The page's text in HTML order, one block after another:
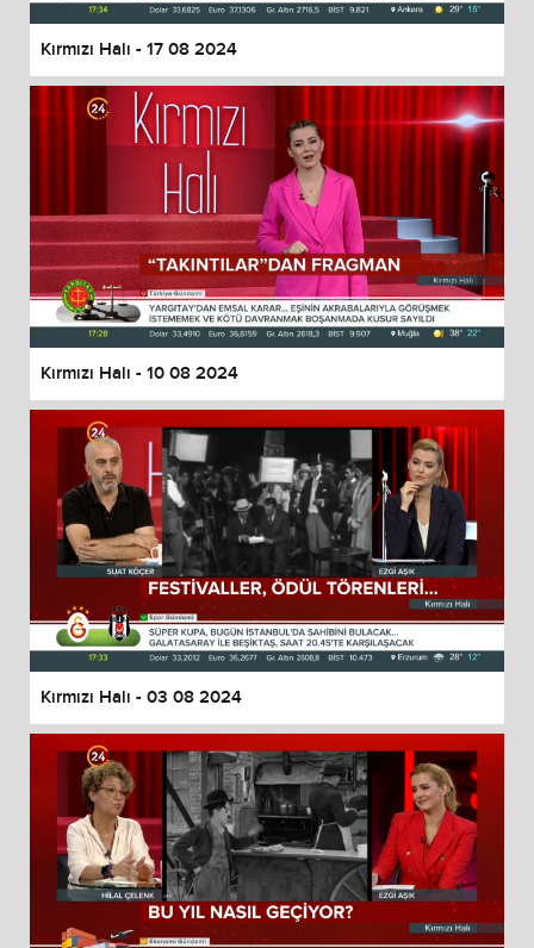
Kırmızı Halı - 17 08 2024
Kırmızı Halı - 10 08 2024
Kırmızı Halı - 03 08 2024